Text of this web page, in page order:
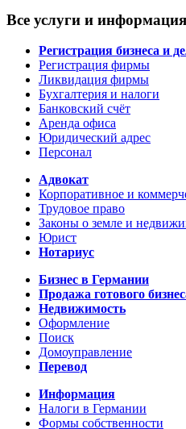
Все услуги и
Регистрация бизнеса и
Регистрация фирмы
Ликвидация фирмы
Бухгалтерия и налоги
Банковский счёт
Аренда офиса
Юридический адрес
Персонал
Адвокат
Корпоративное и
Трудовое право
Законы о земле и
Юрист
Нотариус
Бизнес в Германии
Продажа готового
Недвижимость
Оформление
Поиск
Домоуправление
Перевод
Информация
Налоги в Германии
Формы собственности